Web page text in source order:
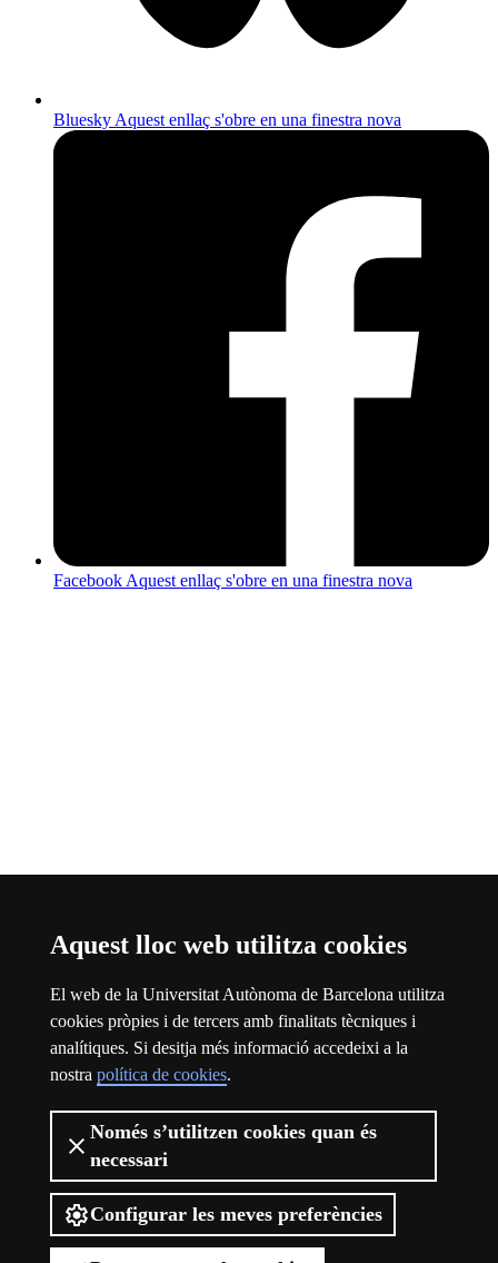
Aquest lloc web utilitza cookies
El web de la Universitat Autònoma de Barcelona utilitza
cookies pròpies i de tercers amb finalitats tècniques i
analítiques. Si desitja més informació accedeixi a la
nostra política de cookies.
Només s’utilitzen cookies quan és
necessari
Configurar les meves preferències
Bluesky Aquest enllaç s'obre en una finestra nova
Facebook Aquest enllaç s'obre en una finestra nova
ThreadsAquest enllaç s'obre en una finestra nova
Sobre el web
Logotip de la Universitat Autònoma de Barcelona
Avís legal
Protecció de dades
Sobre el web
Accessibilitat web